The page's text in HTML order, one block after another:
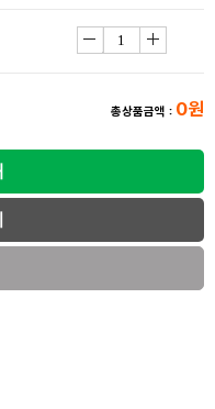
총상품금액 : 0원